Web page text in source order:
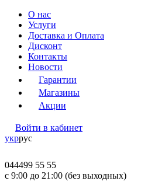
О нас
Услуги
Доставка и Оплата
Дисконт
Контакты
Новости
Гарантии
Магазины
Акции
Войти в кабинет
укррус
044499 55 55
c 9:00 до 21:00 (без выходных)